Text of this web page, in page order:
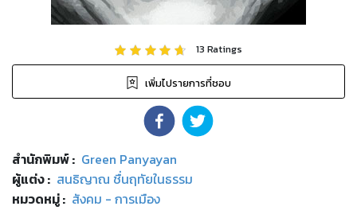
13 Ratings
เพิ่มไปรายการที่ชอบ
สำนักพิมพ์: Green Panyayan
ผู้แต่ง : สนธิญาณ ชื่นฤทัยในธรรม
หมวดหมู่: สังคม - การเมือง